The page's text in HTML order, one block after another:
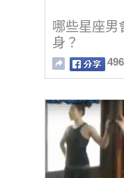
哪些星座男
身？
496